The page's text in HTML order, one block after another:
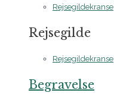
Rejsegildekranse
Rejsegilde
Rejsegildekranse
Begravelse